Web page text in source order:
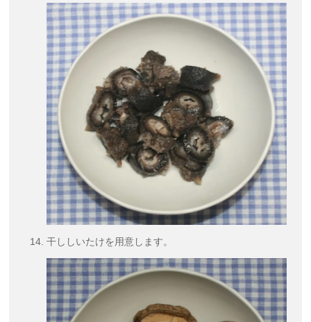
干ししいたけを用意します。